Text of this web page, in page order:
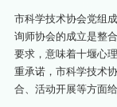
市科学技术协会党组
询师协会的成立是整
要求，意味着十堰心
重承诺，市科学技术
合、活动开展等方面